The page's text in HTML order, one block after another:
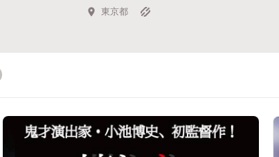
キュレーターから探す
東京都